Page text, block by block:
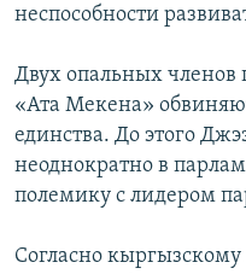
неспособности
Двух опальных
«Ата Мекена»
единства. До этого
неоднократно в
полемику с лидером
Согласно кыргызскому